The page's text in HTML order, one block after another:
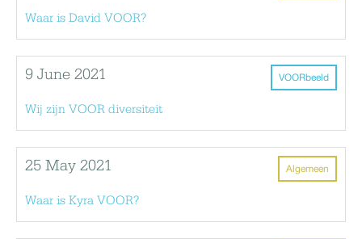
Waar is David VOOR?
VOORbeeld
9 June 2021
Wij zijn VOOR diversiteit
Algemeen
25 May 2021
Waar is Kyra VOOR?